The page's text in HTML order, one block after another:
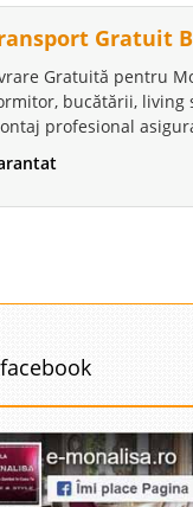
Gratuit
Gratuită pentru
bucătării, living
profesional
facebook